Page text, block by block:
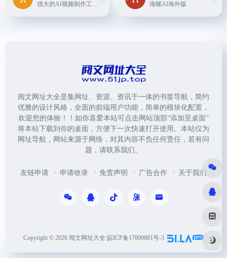
强大的AI视频制作工具，图像转视频、绿幕抠像、视频合成等 海螺AI海外版
阅文网址大全是集网址、资源、资讯于一体的书签导航，简约
优雅的设计风格，全面的前端用户功能，简单的模块化配置，
欢迎您的体验！！如你喜爱本站可点击网站顶部“添加至桌面”
将本站下载到你的桌面，方便下一次快速打开使用。本站仅为
网址导航，网站来源于网络，对其内容不负任何责任，若有问
题，请联系我们。
友链申请 申请收录 免责声明 广告合作 关于我们
Copyright © 2026 阅文网址大全 皖ICP备17009881号-3